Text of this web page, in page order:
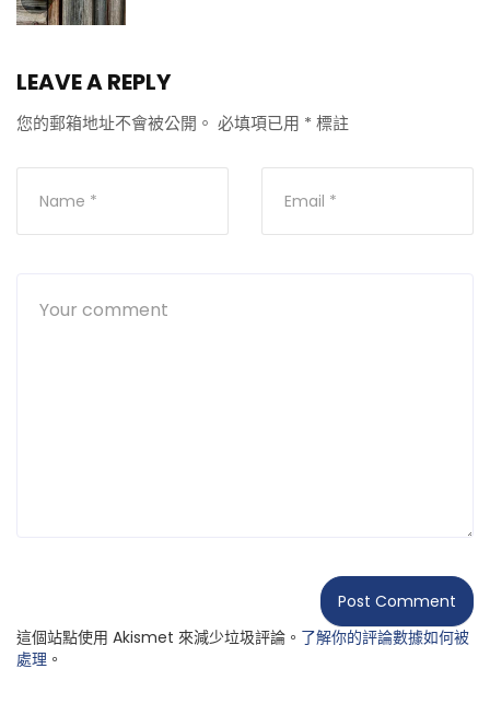
LEAVE A REPLY
您的郵箱地址不會被公開。 必填項已用 * 標註
這個站點使用 Akismet 來減少垃圾評論。 了解你的評論數據如何被
處理 。